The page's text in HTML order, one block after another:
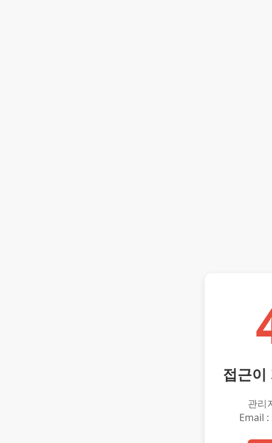
접근이
관리
Email